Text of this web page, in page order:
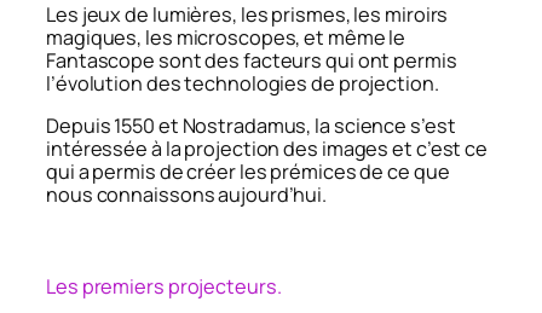
Les jeux de lumières, les prismes, les miroirs
magiques, les microscopes, et même le
Fantascope sont des facteurs qui ont permis
l’évolution des technologies de projection.
Depuis 1550 et Nostradamus, la science s’est
intéressée à la projection des images et c’est ce
qui a permis de créer les prémices de ce que
nous connaissons aujourd’hui.
Les premiers projecteurs.